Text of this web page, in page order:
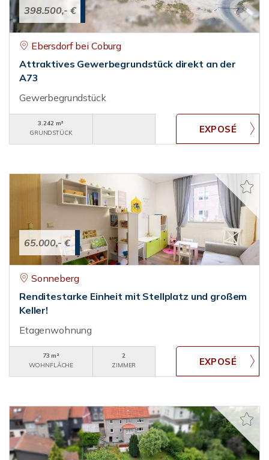
398.500,- €
Ebersdorf bei Coburg
Attraktives Gewerbegrundstück direkt an der
A73
Gewerbegrundstück
3.242 m²
GRUNDSTÜCK
65.000,- €
Sonneberg
Renditestarke Einheit mit Stellplatz und großem
Keller!
Etagenwohnung
73 m²
WOHNFLÄCHE
2
ZIMMER